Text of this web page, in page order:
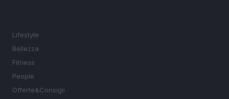
Lifestyle
Bellezza
Fitness
People
Offerte&Consigli